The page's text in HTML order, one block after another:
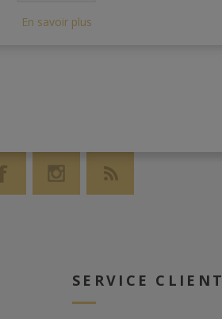
SERVICE CLIENT
En savoir plus